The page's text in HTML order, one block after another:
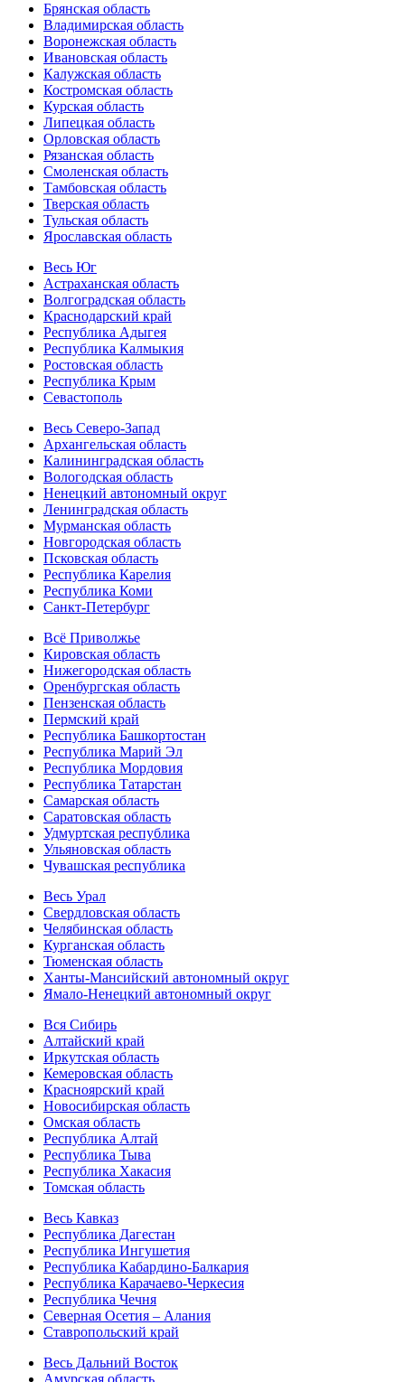
Брянская область
Владимирская область
Воронежская область
Ивановская область
Калужская область
Костромская область
Курская область
Липецкая область
Орловская область
Рязанская область
Смоленская область
Тамбовская область
Тверская область
Тульская область
Ярославская область
Весь Юг
Астраханская область
Волгоградская область
Краснодарский край
Республика Адыгея
Республика Калмыкия
Ростовская область
Республика Крым
Севастополь
Весь Северо-Запад
Архангельская область
Калининградская область
Вологодская область
Ненецкий автономный округ
Ленинградская область
Мурманская область
Новгородская область
Псковская область
Республика Карелия
Республика Коми
Санкт-Петербург
Всё Приволжье
Кировская область
Нижегородская область
Оренбургская область
Пензенская область
Пермский край
Республика Башкортостан
Республика Марий Эл
Республика Мордовия
Республика Татарстан
Самарская область
Саратовская область
Удмуртская республика
Ульяновская область
Чувашская республика
Весь Урал
Свердловская область
Челябинская область
Курганская область
Тюменская область
Ханты-Мансийский автономный округ
Ямало-Ненецкий автономный округ
Вся Сибирь
Алтайский край
Иркутская область
Кемеровская область
Красноярский край
Новосибирская область
Омская область
Республика Алтай
Республика Тыва
Республика Хакасия
Томская область
Весь Кавказ
Республика Дагестан
Республика Ингушетия
Республика Кабардино-Балкария
Республика Карачаево-Черкесия
Республика Чечня
Северная Осетия – Алания
Ставропольский край
Весь Дальний Восток
Амурская область